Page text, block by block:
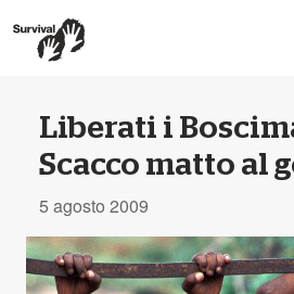
Liberati i
Scacco matto al
5 agosto 2009